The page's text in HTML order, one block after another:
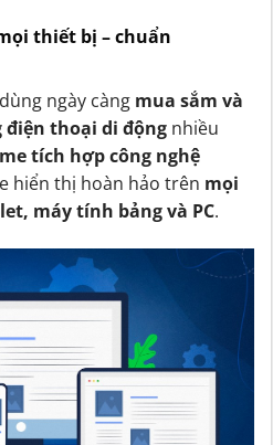
thiết bị – chuẩn
ngày càng mua sắm và
thoại di động nhiều
tích hợp công nghệ
hiển thị hoàn hảo trên mọi
máy tính bảng và PC.